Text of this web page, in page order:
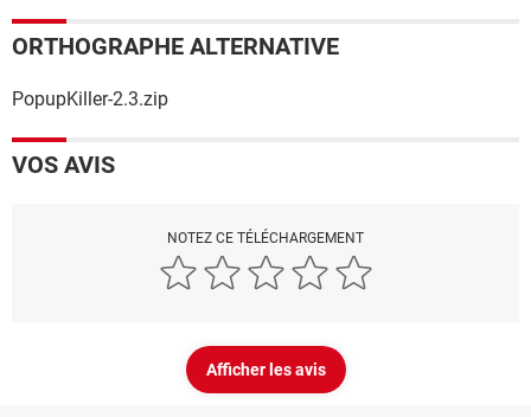
ORTHOGRAPHE ALTERNATIVE
PopupKiller-2.3.zip
VOS AVIS
NOTEZ CE TÉLÉCHARGEMENT
Afficher les avis